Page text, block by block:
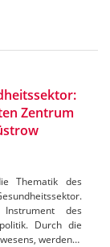
Zentrum
Thematik des
des
Durch die
werden…